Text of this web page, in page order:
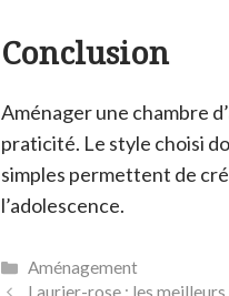
Conclusion
Aménager une chambre
praticité. Le style choisi
simples permettent de
l’adolescence.
Catégories
Aménagement
Laurier-rose : les